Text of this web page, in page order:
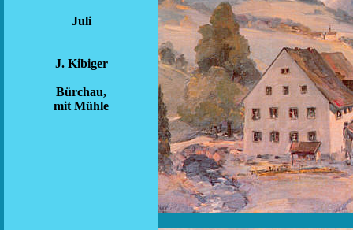
Juli
J. Kibiger
Bürchau,
mit Mühle